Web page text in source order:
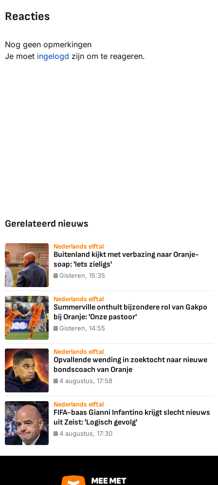
Reacties
Nog geen opmerkingen
Je moet ingelogd zijn om te reageren.
Gerelateerd nieuws
Nederlands elftal
Buitenland kijkt met verbazing naar Oranje-
soap: 'Iets zieligs'
Gisteren, 15:35
Nederlands elftal
Summerville onthult bijzondere rol van Gakpo
bij Oranje: 'Onze pastoor'
Gisteren, 14:55
Nederlands elftal
Opvallende wending in zoektocht naar nieuwe
bondscoach van Oranje
4 augustus, 17:58
Nederlands elftal
FIFA-baas Gianni Infantino krijgt slecht nieuws
uit Zeist: 'Logisch gevolg'
4 augustus, 17:30